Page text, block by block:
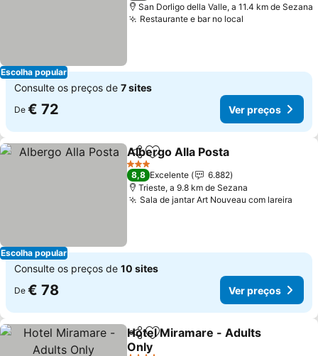
Escolha popular
San Dorligo della Valle, a 11.4 km de Sezana
Restaurante e bar no local
Consulte os preços de 7 sites
De € 72 Ver preços
Escolha popular
PartilharAdicionar aos favoritos
Albergo Alla Posta
3 Estrelas
8,8 Excelente
6.882
Trieste, a 9.8 km de Sezana
Sala de jantar Art Nouveau com lareira
Consulte os preços de 10 sites
De € 78 Ver preços
PartilharAdicionar aos favoritos
Hotel Miramare - Adults
Only